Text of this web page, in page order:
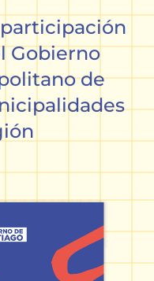
Gobierno
de